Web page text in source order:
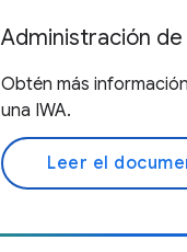
Administración
Obtén más
una IWA.
Leer el